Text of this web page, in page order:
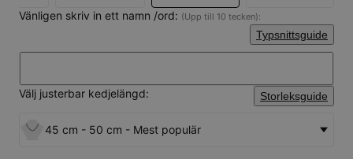
Vänligen skriv in ett namn /ord: (Upp till 10 tecken):
Typsnittsguide
Välj justerbar kedjelängd: Storleksguide
45 cm - 50 cm - Mest populär